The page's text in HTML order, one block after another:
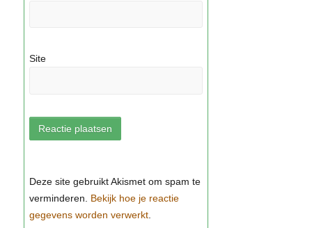
Site
Bekijk hoe je reactie
gegevens worden verwerkt